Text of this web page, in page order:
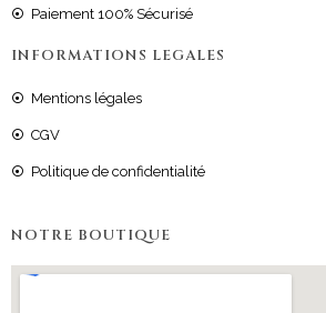
Paiement 100% Sécurisé
INFORMATIONS LEGALES
Mentions légales
CGV
Politique de confidentialité
NOTRE BOUTIQUE